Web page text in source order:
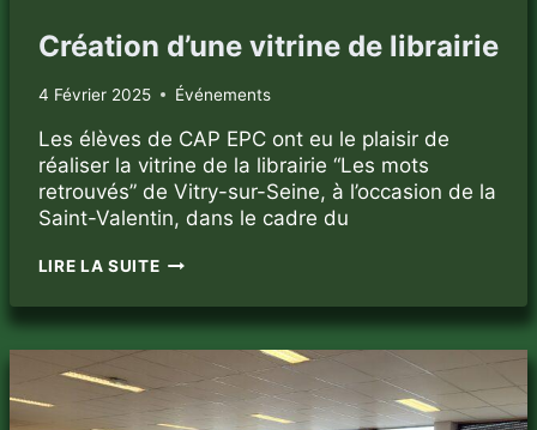
Création d’une vitrine de librairie
4 Février 2025 Événements
Les élèves de CAP EPC ont eu le plaisir de
réaliser la vitrine de la librairie “Les mots
retrouvés” de Vitry-sur-Seine, à l’occasion de la
Saint-Valentin, dans le cadre du
LIRE LA SUITECRÉATION
VITRINE
DE
LIBRAIRIE